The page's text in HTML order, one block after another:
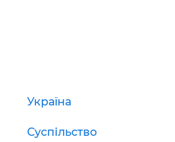
Україна
Суспільство